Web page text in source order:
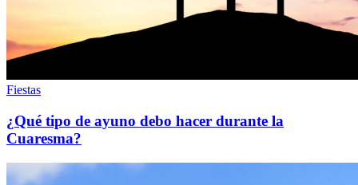
Fiestas
¿Qué tipo de ayuno debo hacer durante la
Cuaresma?